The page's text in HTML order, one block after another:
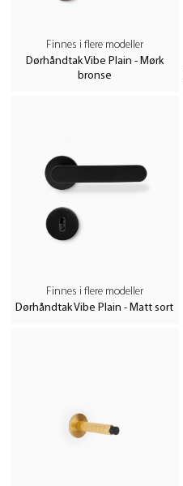
dørstoppere og tilbehør som
forskjellige varianter, og har
mange setter pris på. Alle
håndtak siden 1972. Vi
anerkjente designere for å
oss alltid oppdatert på de
Utforsk vårt brede utvalg av
Finnes i flere modeller
Dørhåndtak Vibe Plain - Mørk
bronse
Finnes i flere modeller
Dørhåndtak Vibe Plain - Matt sort